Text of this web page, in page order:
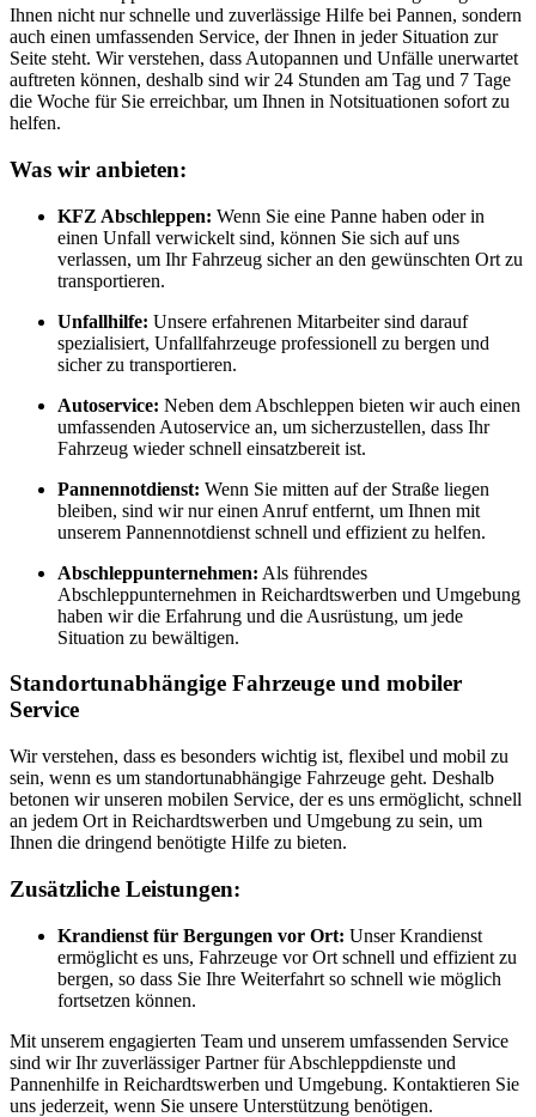
Ihnen nicht nur schnelle und zuverlässige Hilfe bei Pannen, sondern
auch einen umfassenden Service, der Ihnen in jeder Situation zur
Seite steht. Wir verstehen, dass Autopannen und Unfälle unerwartet
auftreten können, deshalb sind wir 24 Stunden am Tag und 7 Tage
die Woche für Sie erreichbar, um Ihnen in Notsituationen sofort zu
helfen.
Was wir anbieten:
KFZ Abschleppen: Wenn Sie eine Panne haben oder in
einen Unfall verwickelt sind, können Sie sich auf uns
verlassen, um Ihr Fahrzeug sicher an den gewünschten Ort zu
transportieren.
Unfallhilfe: Unsere erfahrenen Mitarbeiter sind darauf
spezialisiert, Unfallfahrzeuge professionell zu bergen und
sicher zu transportieren.
Autoservice: Neben dem Abschleppen bieten wir auch einen
umfassenden Autoservice an, um sicherzustellen, dass Ihr
Fahrzeug wieder schnell einsatzbereit ist.
Pannennotdienst: Wenn Sie mitten auf der Straße liegen
bleiben, sind wir nur einen Anruf entfernt, um Ihnen mit
unserem Pannennotdienst schnell und effizient zu helfen.
Abschleppunternehmen: Als führendes
Abschleppunternehmen in Reichardtswerben und Umgebung
haben wir die Erfahrung und die Ausrüstung, um jede
Situation zu bewältigen.
Standortunabhängige Fahrzeuge und mobiler
Service
Wir verstehen, dass es besonders wichtig ist, flexibel und mobil zu
sein, wenn es um standortunabhängige Fahrzeuge geht. Deshalb
betonen wir unseren mobilen Service, der es uns ermöglicht, schnell
an jedem Ort in Reichardtswerben und Umgebung zu sein, um
Ihnen die dringend benötigte Hilfe zu bieten.
Zusätzliche Leistungen:
Krandienst für Bergungen vor Ort: Unser Krandienst
ermöglicht es uns, Fahrzeuge vor Ort schnell und effizient zu
bergen, so dass Sie Ihre Weiterfahrt so schnell wie möglich
fortsetzen können.
Mit unserem engagierten Team und unserem umfassenden Service
sind wir Ihr zuverlässiger Partner für Abschleppdienste und
Pannenhilfe in Reichardtswerben und Umgebung. Kontaktieren Sie
uns jederzeit, wenn Sie unsere Unterstützung benötigen.